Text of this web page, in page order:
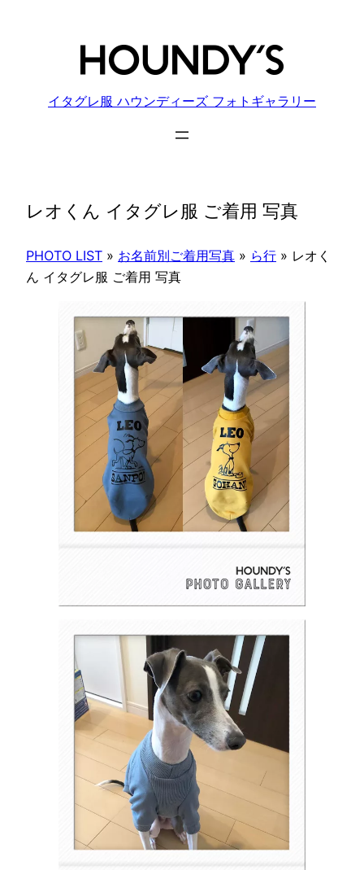
イタグレ服 ハウンディーズ フォトギャラリー
レオくん イタグレ服 ご着用 写真
PHOTO LIST » お名前別ご着用写真 » ら行 » レオく
ん イタグレ服 ご着用 写真